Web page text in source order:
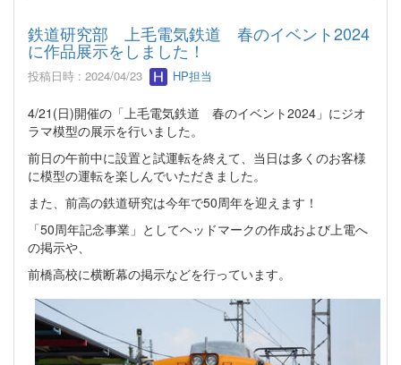
鉄道研究部 上毛電気鉄道 春のイベント2024
に作品展示をしました！
投稿日時 : 2024/04/23 HP担当
4/21(日)開催の「上毛電気鉄道 春のイベント2024」にジオ
ラマ模型の展示を行いました。
前日の午前中に設置と試運転を終えて、当日は多くのお客様
に模型の運転を楽しんでいただきました。
また、前高の鉄道研究は今年で50周年を迎えます！
「50周年記念事業」としてヘッドマークの作成および上電へ
の掲示や、
前橋高校に横断幕の掲示などを行っています。